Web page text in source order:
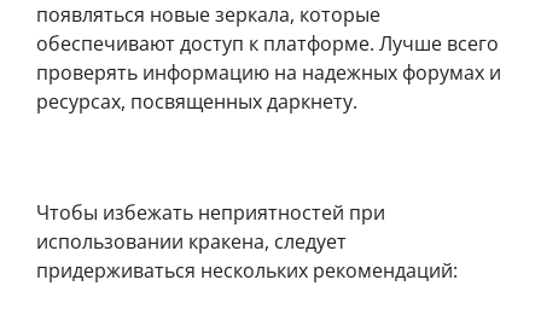
появляться новые зеркала, которые
обеспечивают доступ к платформе. Лучше всего
проверять информацию на надежных форумах и
ресурсах, посвященных даркнету.
Чтобы избежать неприятностей при
использовании кракена, следует
придерживаться нескольких рекомендаций: